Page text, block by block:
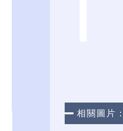
相關圖片：